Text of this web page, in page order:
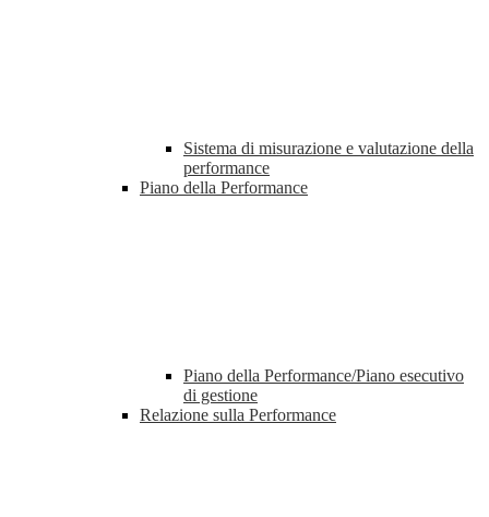
Sistema di misurazione e valutazione della
performance
Piano della Performance
Piano della Performance/Piano esecutivo
di gestione
Relazione sulla Performance